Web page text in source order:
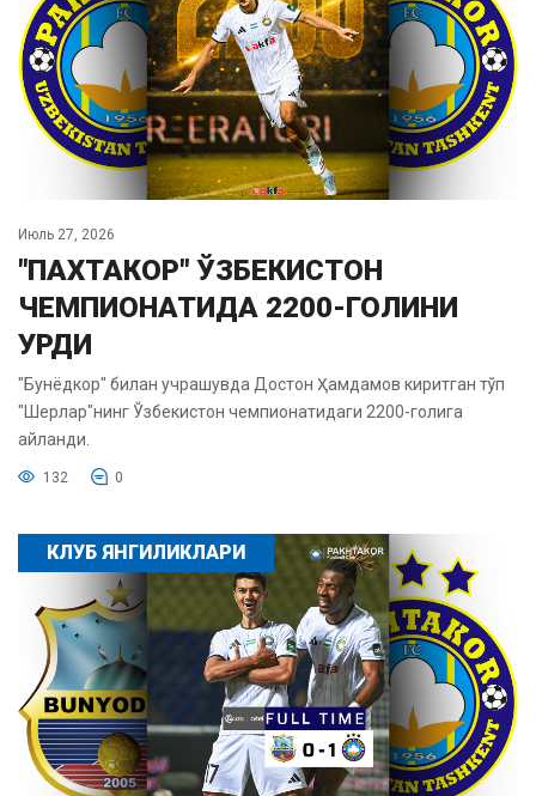
Июль 27, 2026
"ПАХТАКОР" ЎЗБЕКИСТОН
ЧЕМПИОНАТИДА 2200-ГОЛИНИ
УРДИ
"Бунёдкор" билан учрашувда Достон Ҳамдамов киритган тўп
"Шерлар"нинг Ўзбекистон чемпионатидаги 2200-голига
айланди.
132 0
КЛУБ ЯНГИЛИКЛАРИ